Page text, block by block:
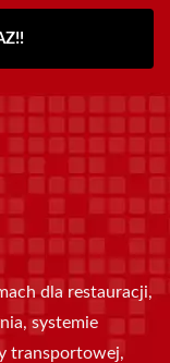
dla restauracji,
systemie
transportowej,